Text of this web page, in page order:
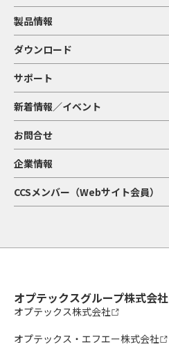
製品情報
ダウンロード
サポート
新着情報／イベント
お問合せ
企業情報
CCSメンバー（Webサイト会員）
オプテックスグループ株式会社
オプテックス株式会社
オプテックス・エフエー株式会社